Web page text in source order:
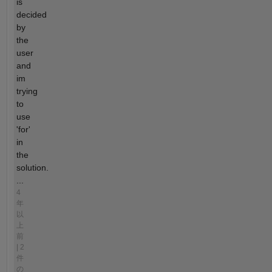
is
decided
by
the
user
and
im
trying
to
use
'for'
in
the
solution.
...
4
年
以
前
| 2
件
の